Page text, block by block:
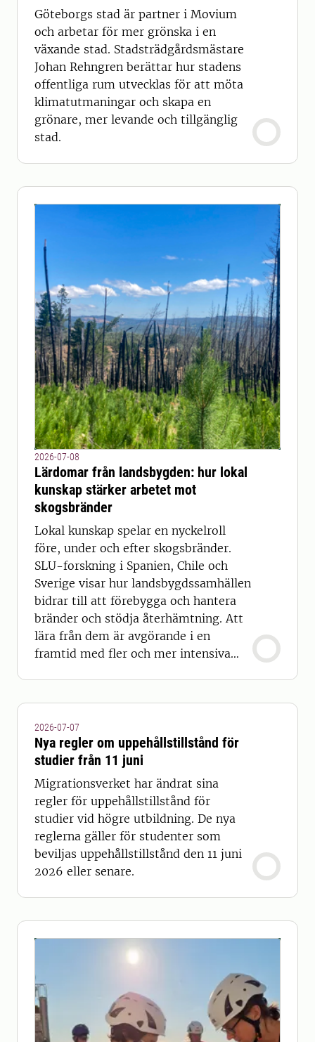
Göteborgs stad är partner i Movium
och arbetar för mer grönska i en
växande stad. Stadsträdgårdsmästare
Johan Rehngren berättar hur stadens
offentliga rum utvecklas för att möta
klimatutmaningar och skapa en
grönare, mer levande och tillgänglig
stad.
2026-07-08
Lärdomar från landsbygden: hur lokal
kunskap stärker arbetet mot
skogsbränder
Lokal kunskap spelar en nyckelroll
före, under och efter skogsbränder.
SLU-forskning i Spanien, Chile och
Sverige visar hur landsbygdssamhällen
bidrar till att förebygga och hantera
bränder och stödja återhämtning. Att
lära från dem är avgörande i en
framtid med fler och mer intensiva
2026-07-07
Nya regler om uppehållstillstånd för
studier från 11 juni
Migrationsverket har ändrat sina
regler för uppehållstillstånd för
studier vid högre utbildning. De nya
reglerna gäller för studenter som
beviljas uppehållstillstånd den 11 juni
2026 eller senare.